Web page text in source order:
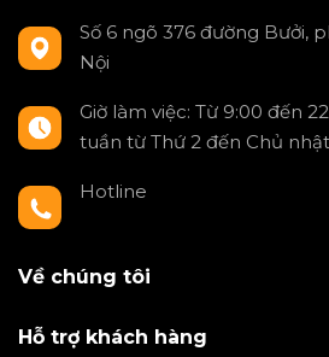
Số 6 ngõ 376 đường Bưởi,
Nội
Giờ làm việc: Từ 9:00 đến
tuần từ Thứ 2 đến Chủ nhật
Hotline
Về chúng tôi
Hỗ trợ khách hàng